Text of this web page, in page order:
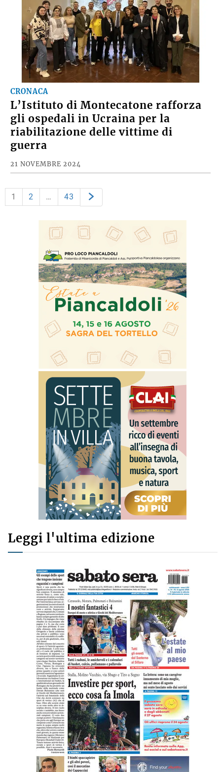
CRONACA
L’Istituto di Montecatone rafforza
gli ospedali in Ucraina per la
riabilitazione delle vittime di
guerra
21 NOVEMBRE 2024
1 2 … 43
Leggi l'ultima edizione